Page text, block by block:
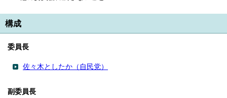
構成
委員長
佐々木としたか（自民党）
副委員長